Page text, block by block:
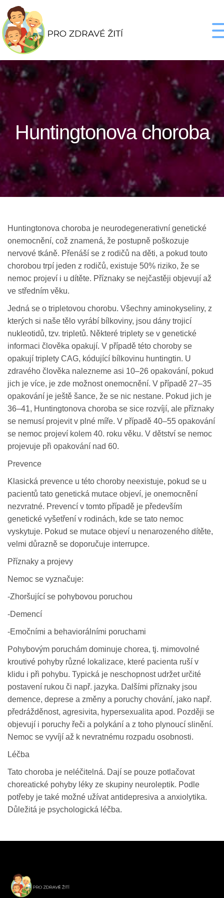
Huntingtonova choroba
Huntingtonova choroba je neurodegenerativní genetické
onemocnění, což znamená, že postupně poškozuje
nervové tkáně. Přenáší se z rodičů na děti, a pokud touto
chorobou trpí jeden z rodičů, existuje 50% riziko, že se
nemoc projeví i u dítěte. Příznaky se nejčastěji objevují až
ve středním věku.
Jedná se o tripletovou chorobu. Všechny aminokyseliny, z
kterých si naše tělo vyrábí bílkoviny, jsou dány trojicí
nukleotidů, tzv. tripletů. Některé triplety se v genetické
informaci člověka opakují. V případě této choroby se
opakují triplety CAG, kódující bílkovinu huntingtin. U
zdravého člověka nalezneme asi 10–26 opakování, pokud
jich je více, je zde možnost onemocnění. V případě 27–35
opakování je ještě šance, že se nic nestane. Pokud jich je
36–41, Huntingtonova choroba se sice rozvíjí, ale příznaky
se nemusí projevit v plné míře. V případě 40–55 opakování
se nemoc projeví kolem 40. roku věku. V dětství se nemoc
projevuje při opakování nad 60.
Prevence
Klasická prevence u této choroby neexistuje, pokud se u
pacientů tato genetická mutace objeví, je onemocnění
nezvratné. Prevencí v tomto případě je především
genetické vyšetření v rodinách, kde se tato nemoc
vyskytuje. Pokud se mutace objeví u nenarozeného dítěte,
velmi důrazně se doporučuje interrupce.
Příznaky a projevy
Nemoc se vyznačuje:
-Zhoršující se pohybovou poruchou
-Demencí
-Emočními a behaviorálními poruchami
Pohybovým poruchám dominuje chorea, tj. mimovolné
kroutivé pohyby různé lokalizace, které pacienta ruší v
klidu i při pohybu. Typická je neschopnost udržet určité
postavení rukou či např. jazyka. Dalšími příznaky jsou
demence, deprese a změny a poruchy chování, jako např.
předrážděnost, agresivita, hypersexualita apod. Později se
objevují i poruchy řeči a polykání a z toho plynoucí slinění.
Nemoc se vyvíjí až k nevratnému rozpadu osobnosti.
Léčba
Tato choroba je neléčitelná. Dají se pouze potlačovat
choreatické pohyby léky ze skupiny neuroleptik. Podle
potřeby je také možné užívat antidepresiva a anxiolytika.
Důležitá je psychologická léčba.